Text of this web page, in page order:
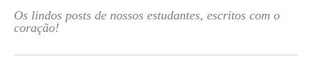
Os lindos posts de nossos estudantes, escritos com o
coração!